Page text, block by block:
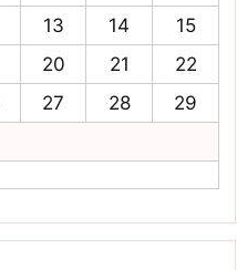
13 14
15
20 21
22
27 28
29